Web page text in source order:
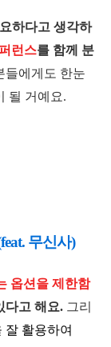
하다고 생각하
런스를 함께 분
들에게도 한눈
될 거예요.
무신사)
옵션을 제한함
다고 해요. 그리
잘 활용하여